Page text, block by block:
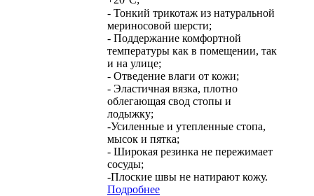
- Тонкий трикотаж из натуральной
мериносовой шерсти;
- Поддержание комфортной
температуры как в помещении, так
и на улице;
- Отведение влаги от кожи;
- Эластичная вязка, плотно
облегающая свод стопы и
лодыжку;
-Усиленные и утепленные стопа,
мысок и пятка;
- Широкая резинка не пережимает
сосуды;
-Плоские швы не натирают кожу.
Подробнее